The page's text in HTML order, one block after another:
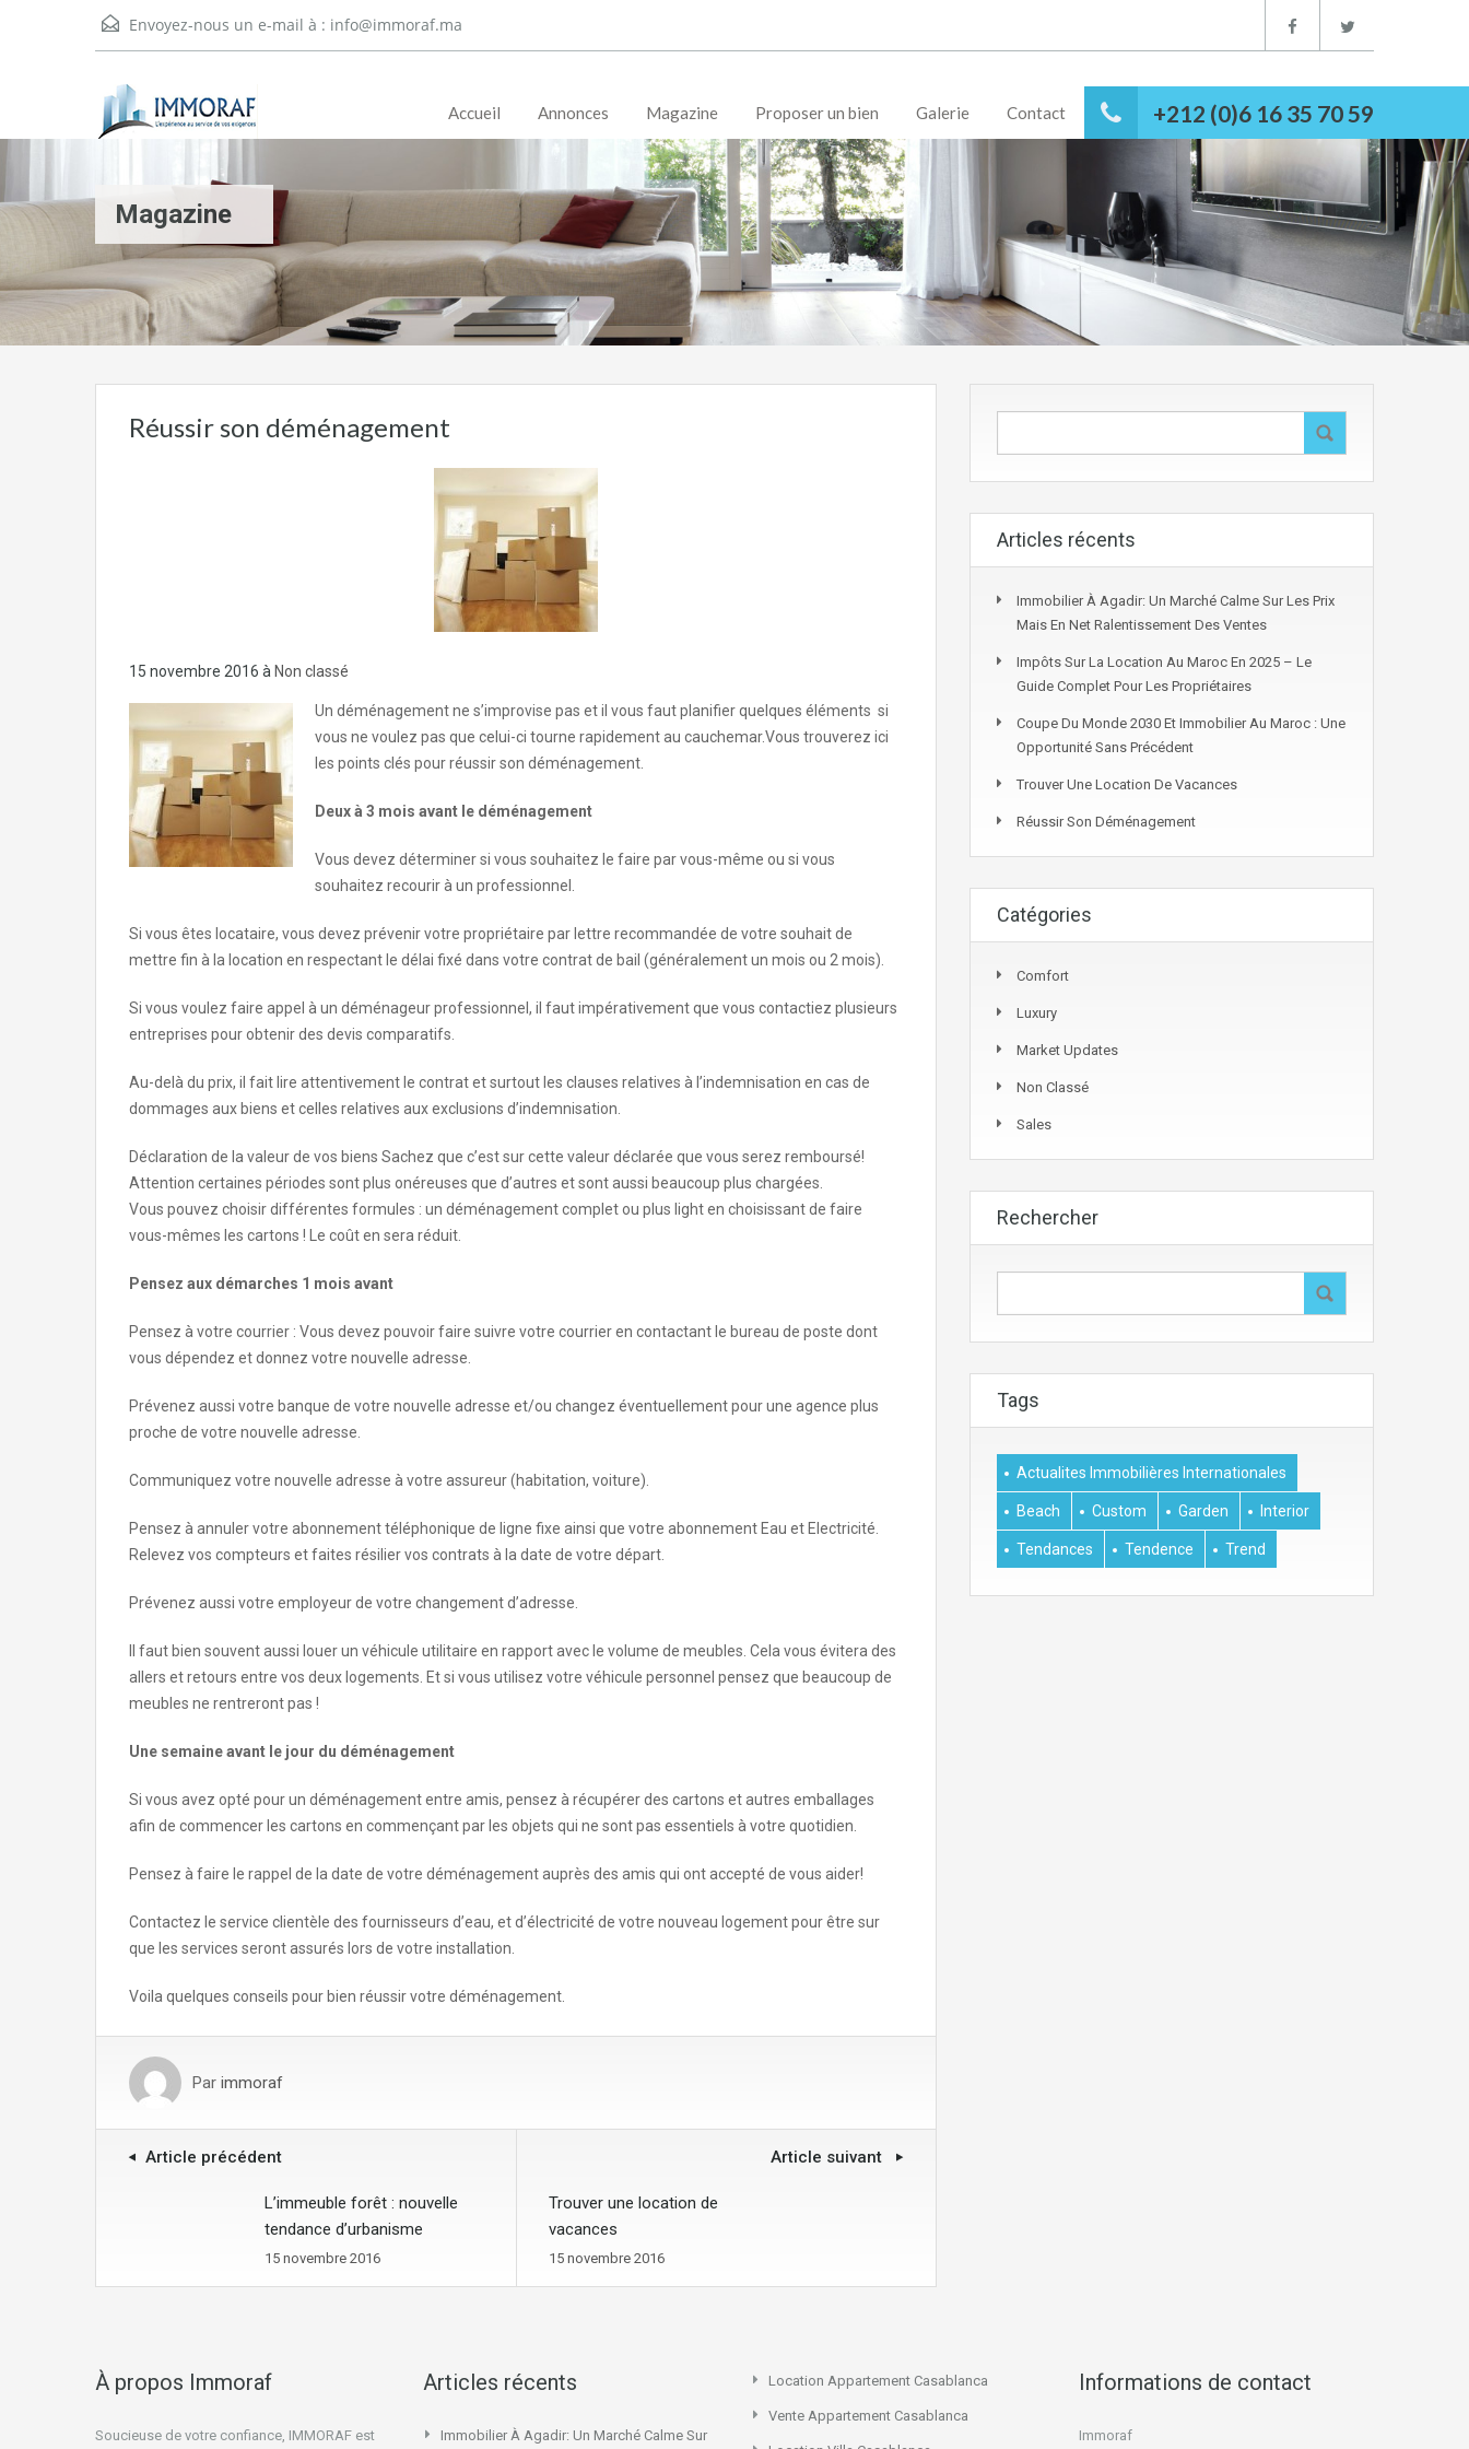
Envoyez-nous un e-mail à : info@immoraf.ma
+212 (0)6 16 35 70 59
Accueil Annonces Magazine Proposer un bien Galerie Contact
Magazine
Réussir son déménagement
15 novembre 2016 à Non classé
Un déménagement ne s’improvise pas et il vous faut planifier quelques éléments si
vous ne voulez pas que celui-ci tourne rapidement au cauchemar.Vous trouverez ici
les points clés pour réussir son déménagement.
Deux à 3 mois avant le déménagement
Vous devez déterminer si vous souhaitez le faire par vous-même ou si vous
souhaitez recourir à un professionnel.
Si vous êtes locataire, vous devez prévenir votre propriétaire par lettre recommandée de votre souhait de
mettre fin à la location en respectant le délai fixé dans votre contrat de bail (généralement un mois ou 2 mois).
Si vous voulez faire appel à un déménageur professionnel, il faut impérativement que vous contactiez plusieurs
entreprises pour obtenir des devis comparatifs.
Au-delà du prix, il fait lire attentivement le contrat et surtout les clauses relatives à l’indemnisation en cas de
dommages aux biens et celles relatives aux exclusions d’indemnisation.
Déclaration de la valeur de vos biens Sachez que c’est sur cette valeur déclarée que vous serez remboursé!
Attention certaines périodes sont plus onéreuses que d’autres et sont aussi beaucoup plus chargées.
Vous pouvez choisir différentes formules : un déménagement complet ou plus light en choisissant de faire
vous-mêmes les cartons ! Le coût en sera réduit.
Pensez aux démarches 1 mois avant
Pensez à votre courrier : Vous devez pouvoir faire suivre votre courrier en contactant le bureau de poste dont
vous dépendez et donnez votre nouvelle adresse.
Prévenez aussi votre banque de votre nouvelle adresse et/ou changez éventuellement pour une agence plus
proche de votre nouvelle adresse.
Communiquez votre nouvelle adresse à votre assureur (habitation, voiture).
Pensez à annuler votre abonnement téléphonique de ligne fixe ainsi que votre abonnement Eau et Electricité.
Relevez vos compteurs et faites résilier vos contrats à la date de votre départ.
Prévenez aussi votre employeur de votre changement d’adresse.
Il faut bien souvent aussi louer un véhicule utilitaire en rapport avec le volume de meubles. Cela vous évitera des
allers et retours entre vos deux logements. Et si vous utilisez votre véhicule personnel pensez que beaucoup de
meubles ne rentreront pas !
Une semaine avant le jour du déménagement
Si vous avez opté pour un déménagement entre amis, pensez à récupérer des cartons et autres emballages
afin de commencer les cartons en commençant par les objets qui ne sont pas essentiels à votre quotidien.
Pensez à faire le rappel de la date de votre déménagement auprès des amis qui ont accepté de vous aider!
Contactez le service clientèle des fournisseurs d’eau, et d’électricité de votre nouveau logement pour être sur
que les services seront assurés lors de votre installation.
Voila quelques conseils pour bien réussir votre déménagement.
Par immoraf
Article précédent
L’immeuble forêt : nouvelle
tendance d’urbanisme
15 novembre 2016
Article suivant
Trouver une location de
vacances
15 novembre 2016
Articles récents
Immobilier À Agadir: Un Marché Calme Sur Les Prix
Mais En Net Ralentissement Des Ventes
Impôts Sur La Location Au Maroc En 2025 – Le
Guide Complet Pour Les Propriétaires
Coupe Du Monde 2030 Et Immobilier Au Maroc : Une
Opportunité Sans Précédent
Trouver Une Location De Vacances
Réussir Son Déménagement
Catégories
Comfort
Luxury
Market Updates
Non Classé
Sales
Rechercher
Tags
Actualites Immobilières Internationales
Beach Custom Garden Interior
Tendances Tendence Trend
À propos Immoraf
Soucieuse de votre confiance, IMMORAF est
Articles récents
Immobilier À Agadir: Un Marché Calme Sur
Location Appartement Casablanca
Vente Appartement Casablanca
Informations de contact
Immoraf